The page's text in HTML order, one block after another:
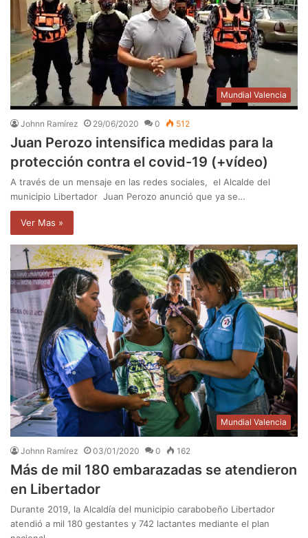
Mundial Valencia
Johnn Ramírez 29/06/2020 0 512
Juan Perozo intensifica medidas para la
protección contra el covid-19 (+vídeo)
A través de un mensaje en las redes sociales, el Alcalde del
municipio Libertador Juan Perozo anunció que ya se…
Ver Mas »
Mundial Valencia
Johnn Ramírez 03/01/2020 0 162
Más de mil 180 embarazadas se atendieron
en Libertador
Durante 2019, la Alcaldía del municipio carabobeño Libertador
atendió a mil 180 gestantes y 742 lactantes mediante el plan